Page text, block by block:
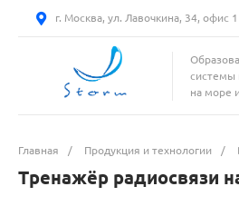
г. Москва, ул. Лавочкина, 34, офис 1
системы
на море
Главная / Продукция и технологии /
Тренажёр радиосвязи